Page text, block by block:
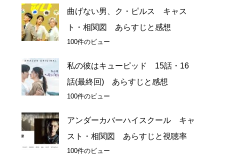
曲げない男、ク・ピルス キャス
ト・相関図 あらすじと感想
100件のビュー
私の彼はキューピッド 15話・16
話(最終回) あらすじと感想
100件のビュー
アンダーカバーハイスクール キャ
スト・相関図 あらすじと視聴率
100件のビュー